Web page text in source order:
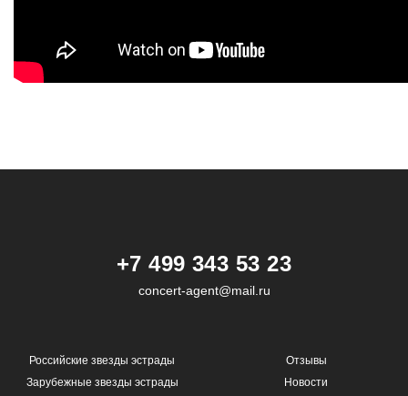
+7 499 343 53 23
concert-agent@mail.ru
Российские звезды эстрады
Зарубежные звезды эстрады
Отзывы
Новости